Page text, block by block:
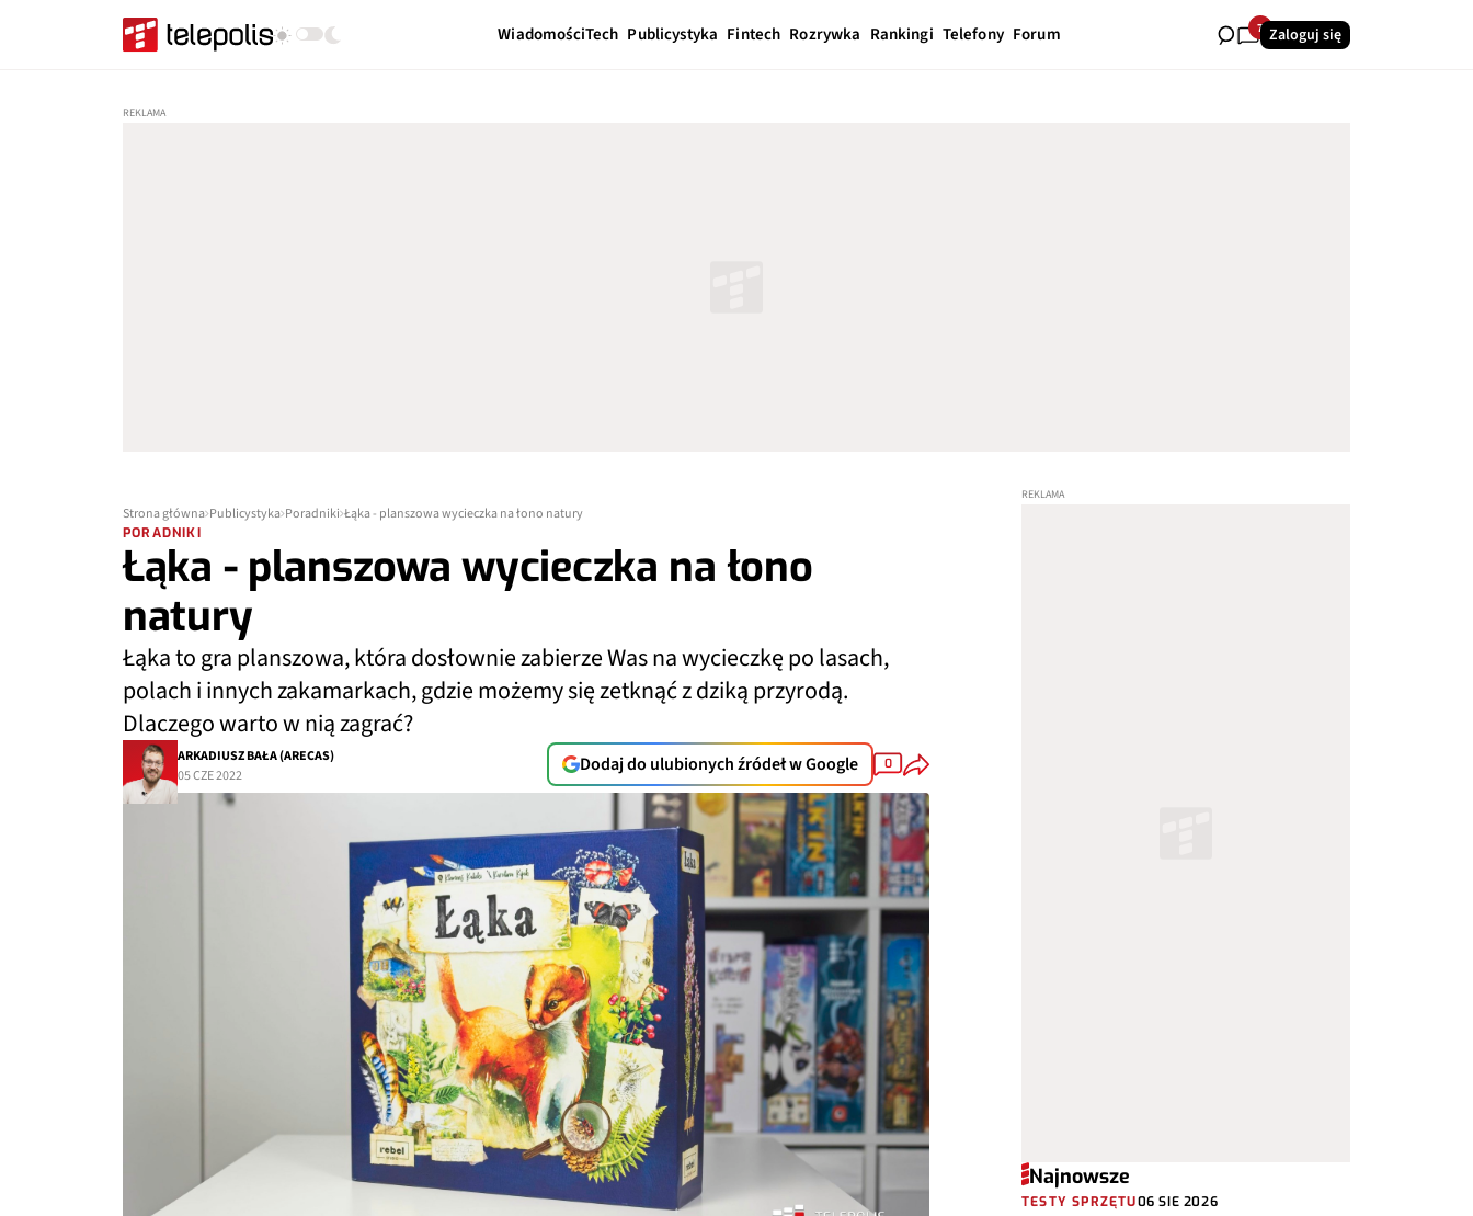
WiadomościTech Publicystyka Fintech Rozrywka Rankingi Telefony Forum 7 Zaloguj się
Strona główna Publicystyka Poradniki Łąka - planszowa wycieczka na łono natury
PORADNIKI
Łąka - planszowa wycieczka na łono
natury
Łąka to gra planszowa, która dosłownie zabierze Was na wycieczkę po lasach,
polach i innych zakamarkach, gdzie możemy się zetknąć z dziką przyrodą.
Dlaczego warto w nią zagrać?
ARKADIUSZ BAŁA (ARECAS)
05 CZE 2022
Dodaj do ulubionych źródeł w Google 0
Najnowsze
TESTY SPRZĘTU06 SIE 2026